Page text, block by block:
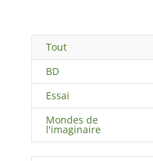
Tout
BD
Essai
Mondes de
l'imaginaire